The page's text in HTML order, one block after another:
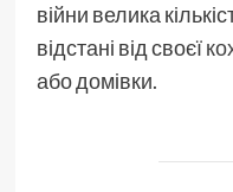
війни велика
відстані від своєї
або домівки.